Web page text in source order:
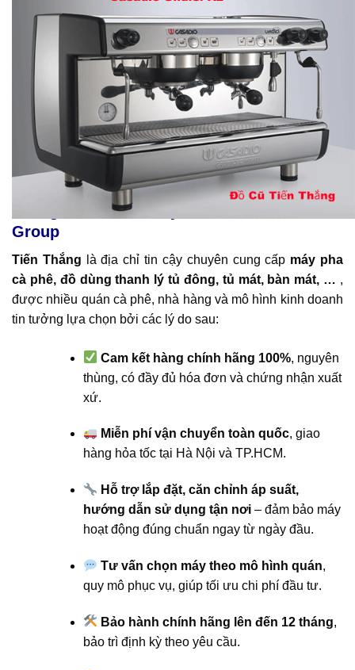
Casadio 2 Group
Chọn Casadio Undici A2nếu bạn cầnmột chiếc
máy mạnh mẽ, bền bỉ, hiệu suất caovà tối ưu chi phí.
Chọn Casadio Undici WD A2 nếu bạn muốn
hợp giữa hiệu năng tốt và vẻ ngoài sang trọng.Phù
hợp với các không gian quán có yêu cầu cao về thiết kế
nội thất.
3. Tại sao nên chọn mua tại Đồ Cũ Tiến
Thắng? So sánh Máy Pha Cafe Casadio 2
Group
Tiến Thắng là địa chỉ tin cậy chuyên cung cấp máy pha
cà phê, đồ dùng thanh lý tủ đông, tủ mát, bàn mát, … ,
được nhiều quán cà phê, nhà hàng và mô hình kinh doanh
tin tưởng lựa chọn bởi các lý do sau:
Cam kết hàng chính hãng 100%, nguyên
thùng, có đầy đủ hóa đơn và chứng nhận xuất
xứ.
Miễn phí vận chuyển toàn quốc, giao
hàng hỏa tốc tại Hà Nội và TP.HCM.
Hỗ trợ lắp đặt, căn chỉnh áp suất,
hướng dẫn sử dụng tận nơi– đảm bảo máy
hoạt động đúng chuẩn ngay từ ngày đầu.
Tư vấn chọn máy theo mô hình quán,
quy mô phục vụ, giúp tối ưu chi phí đầu tư.
Bảo hành chính hãng lên đến 12 tháng,
bảo trì định kỳ theo yêu cầu.